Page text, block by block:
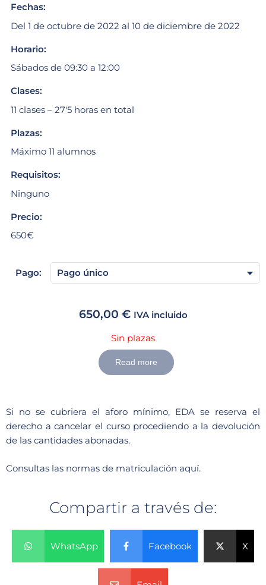
Fechas:
Del 1 de octubre de 2022 al 10 de diciembre de 2022
Horario:
Sábados de 09:30 a 12:00
Clases:
11 clases – 27'5 horas en total
Plazas:
Máximo 11 alumnos
Requisitos:
Ninguno
Precio:
650€
Pago:
650,00 € IVA incluido
Sin plazas
Read more
Si no se cubriera el aforo mínimo, EDA se reserva el
derecho a cancelar el curso procediendo a la devolución
de las cantidades abonadas.
Consultas las normas de matriculación aquí.
Compartir a través de:
WhatsApp Facebook X